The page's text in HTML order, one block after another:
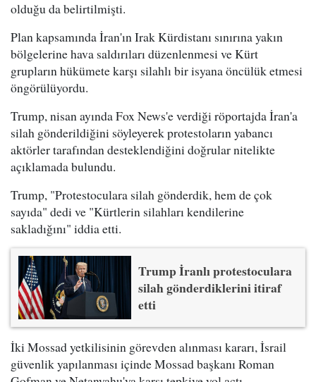
olduğu da belirtilmişti.
Plan kapsamında İran'ın Irak Kürdistanı sınırına yakın
bölgelerine hava saldırıları düzenlenmesi ve Kürt
grupların hükümete karşı silahlı bir isyana öncülük etmesi
öngörülüyordu.
Trump, nisan ayında Fox News'e verdiği röportajda İran'a
silah gönderildiğini söyleyerek protestoların yabancı
aktörler tarafından desteklendiğini doğrular nitelikte
açıklamada bulundu.
Trump, "Protestoculara silah gönderdik, hem de çok
sayıda" dedi ve "Kürtlerin silahları kendilerine
sakladığını" iddia etti.
Trump İranlı protestoculara
silah gönderdiklerini itiraf
etti
İki Mossad yetkilisinin görevden alınması kararı, İsrail
güvenlik yapılanması içinde Mossad başkanı Roman